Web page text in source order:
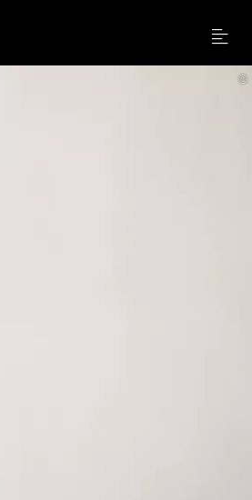
Menu
©